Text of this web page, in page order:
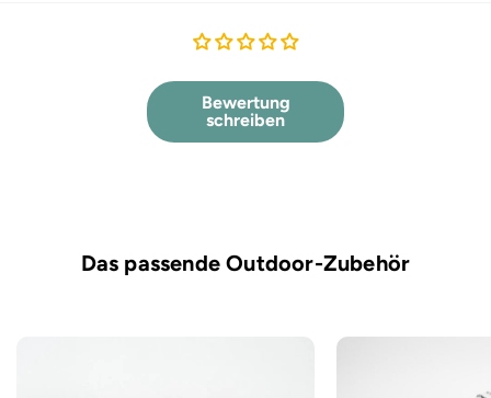
Bewertung
schreiben
Das passende Outdoor-Zubehör